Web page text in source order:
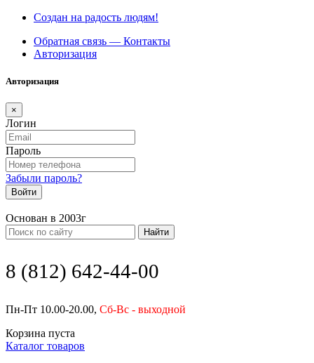
Создан на радость людям!
Обратная связь — Контакты
Авторизация
Авторизация
×
Логин
Пароль
Забыли пароль?
Войти
Основан в 2003г
Найти
8 (812) 642-44-00
Пн-Пт 10.00-20.00, Сб-Вс - выходной
Корзина пуста
Каталог товаров